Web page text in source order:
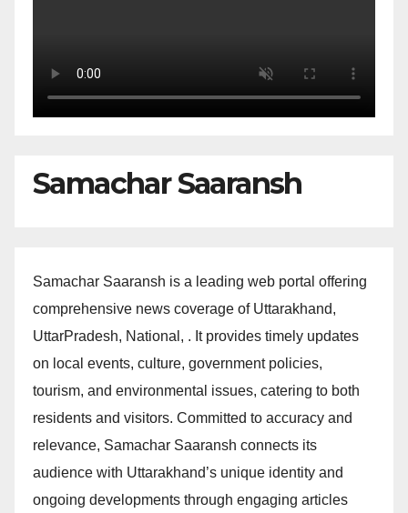
Samachar Saaransh
Samachar Saaransh is a leading web portal offering
comprehensive news coverage of Uttarakhand,
UttarPradesh, National, . It provides timely updates
on local events, culture, government policies,
tourism, and environmental issues, catering to both
residents and visitors. Committed to accuracy and
relevance, Samachar Saaransh connects its
audience with Uttarakhand’s unique identity and
ongoing developments through engaging articles